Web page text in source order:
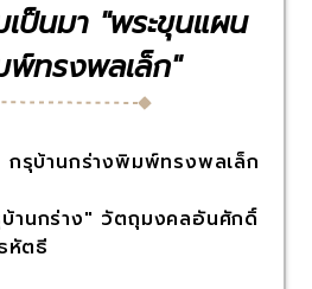
เป็นมา "พระขุนแผน
พ์ทรงพลเล็ก"
านกร่างพิมพ์ทรงพลเล็ก
นกร่าง" วัตถุมงคลอันศักดิ์
หัตธี